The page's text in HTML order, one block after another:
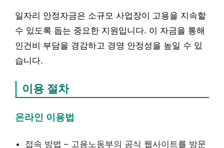
일자리 안정자금은 소규모 사업장이 고용을 지속할
수 있도록 돕는 중요한 지원입니다. 이 자금을 통해
인건비 부담을 경감하고 경영 안정성을 높일 수 있
습니다.
이용 절차
온라인 이용법
접속 방법 – 고용노동부의 공식 웹사이트를 방문